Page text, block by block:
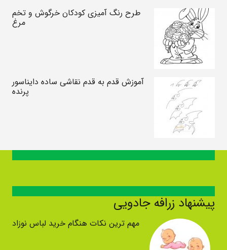
طرح رنگ آمیزی کودکان خرگوش و تخم
مرغ
آموزش قدم به قدم نقاشی ساده دایناسور
پرنده
پیشنهاد زرافه جادویی
مهم ترین نکات هنگام خرید لباس نوزاد